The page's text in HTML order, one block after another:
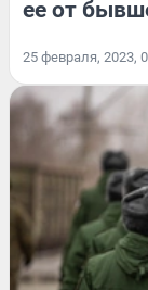
ее от
25 февраля, 2023,